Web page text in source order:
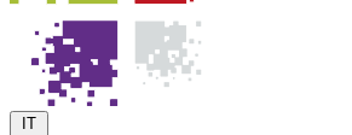
IT